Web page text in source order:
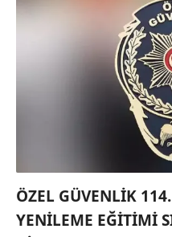
ÖZEL GÜVENLİK
YENİLEME EĞİTİMİ